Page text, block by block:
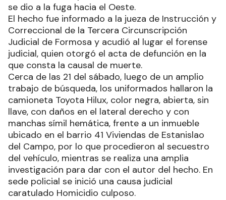
se dio a la fuga hacia el Oeste.
El hecho fue informado a la jueza de Instrucción y
Correccional de la Tercera Circunscripción
Judicial de Formosa y acudió al lugar el forense
judicial, quien otorgó el acta de defunción en la
que consta la causal de muerte.
Cerca de las 21 del sábado, luego de un amplio
trabajo de búsqueda, los uniformados hallaron la
camioneta Toyota Hilux, color negra, abierta, sin
llave, con daños en el lateral derecho y con
manchas símil hemática, frente a un inmueble
ubicado en el barrio 41 Viviendas de Estanislao
del Campo, por lo que procedieron al secuestro
del vehículo, mientras se realiza una amplia
investigación para dar con el autor del hecho. En
sede policial se inició una causa judicial
caratulado Homicidio culposo.